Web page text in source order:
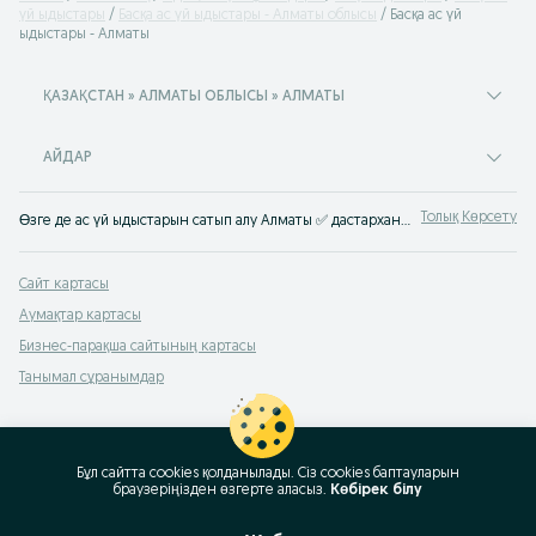
үй ыдыстары
Басқа ас үй ыдыстары - Алматы облысы
Басқа ас үй
ыдыстары - Алматы
ҚАЗАҚСТАН » АЛМАТЫ ОБЛЫСЫ » АЛМАТЫ
АЙДАР
Өзге де ас үй ыдыстарын сатып алу Алматы ✅ дастархан жаюға және ас дайындауға арналған әртүрлі ас үй ыдыстары ⭐ Ас үйге арналған өзге де ыдыстар жиынтықта және бөлек OLX.kz-те сатып алу! Толық Көрсету
Сайт картасы
Аумақтар картасы
Бизнес-парақша сайтының картасы
Танымал сұранымдар
Бұл сайтта cookies қолданылады. Сіз cookies баптауларын
браузеріңізден өзгерте аласыз. Көбірек білу